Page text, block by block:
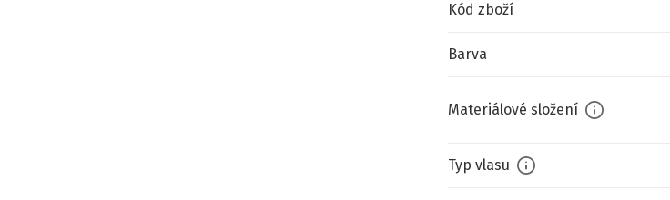
Kód zboží
Barva
Materiálové složení
Typ vlasu